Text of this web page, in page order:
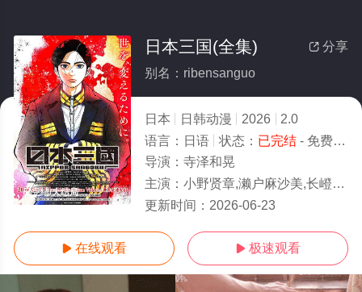
已完结/大结局
 分享
日本三国(全集)
别名：ribensanguo
日本 日韩动漫 2026
2.0
语言： 日语 状态： 已完结- 免费在线观看
导演： 寺泽和晃
主演： 小野贤章,濑户麻沙美,长嶝高士,潘惠美,津田美波,福山润,山路和弘,中村悠一,木村太飞
更新时间： 2026-06-23
 在线观看  极速观看